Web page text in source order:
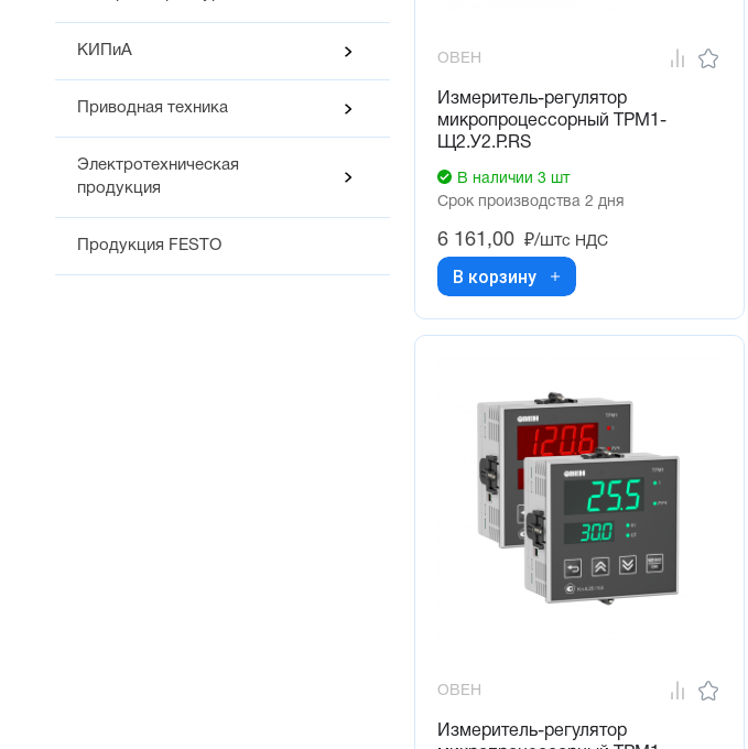
КИПиА
Приводная техника
Электротехническая
продукция
Продукция FESTO
ОВЕН
Измеритель-регулятор
микропроцессорный ТРМ1-
Щ2.У2.Р.RS
В наличии 3 шт
Срок производства 2 дня
6 161,00 ₽/штс НДС
В корзину
ОВЕН
Измеритель-регулятор